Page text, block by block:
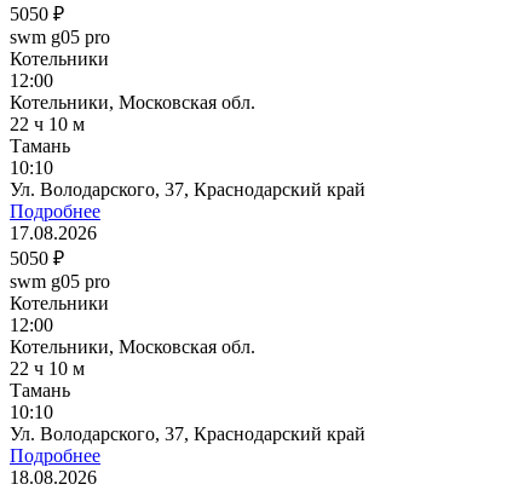
5050 ₽
swm g05 pro
Котельники
12:00
Котельники, Московская обл.
22 ч 10 м
Тамань
10:10
Ул. Володарского, 37, Краснодарский край
Подробнее
17.08.2026
5050 ₽
swm g05 pro
Котельники
12:00
Котельники, Московская обл.
22 ч 10 м
Тамань
10:10
Ул. Володарского, 37, Краснодарский край
Подробнее
18.08.2026